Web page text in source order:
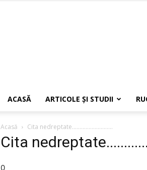
ACASĂ ARTICOLE ŞI STUDII
Acasă Cita nedreptate...........................
Cita
0